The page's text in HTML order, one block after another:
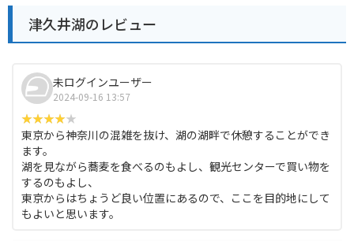
津久井湖のレビュー
未ログインユーザー
2024-09-16 13:57
東京から神奈川の混雑を抜け、湖の湖畔で休憩することができ
ます。
湖を見ながら蕎麦を食べるのもよし、観光センターで買い物を
するのもよし、
東京からはちょうど良い位置にあるので、ここを目的地にして
もよいと思います。